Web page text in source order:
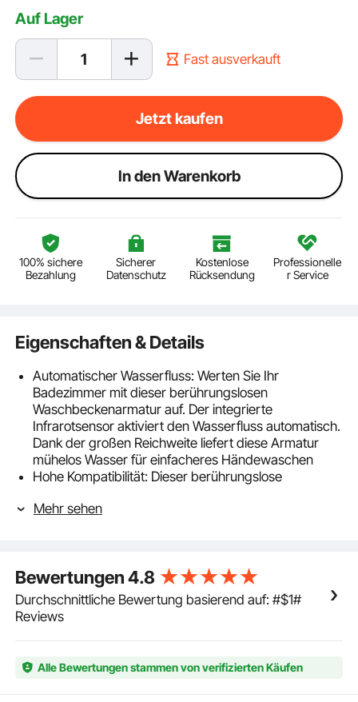
Auf Lager
Fast ausverkauft
Jetzt kaufen
ln den Warenkorb
100% sichere
Bezahlung
Sicherer
Datenschutz
Kostenlose
Rücksendung
Professionelle
r Service
Eigenschaften & Details
Automatischer Wasserfluss: Werten Sie Ihr
Badezimmer mit dieser berührungslosen
Waschbeckenarmatur auf. Der integrierte
Infrarotsensor aktiviert den Wasserfluss automatisch.
Dank der großen Reichweite liefert diese Armatur
mühelos Wasser für einfacheres Händewaschen
Hohe Kompatibilität: Dieser berührungslose
Installationsgröße und ist daher mit den meisten
System integrieren und sorgt für eine reibungslose
Installation
Einstellbare Wassertemperatur: Steuern Sie die
gewünschte Wassertemperatur über das Mischventil
zwischen Kalt- und Warmwasser wechseln und so
ein individuelles und komfortables Wascherlebnis
Mehr sehen
Bewertungen4.8
Durchschnittliche Bewertung basierend auf: #$1#
Reviews
Alle Bewertungen stammen von verifizierten Käufen